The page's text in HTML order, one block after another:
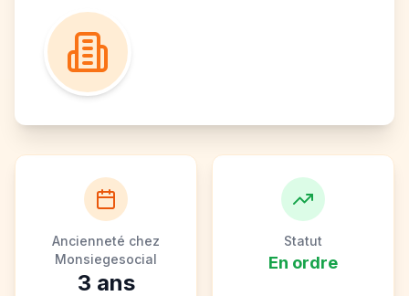
Ancienneté chez
Monsiegesocial
3 ans
Statut
En ordre